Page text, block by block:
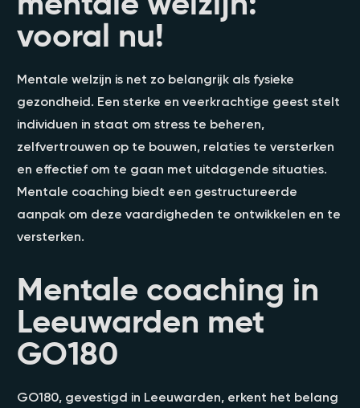
vooral nu!
Mentale welzijn is net zo belangrijk als fysieke
gezondheid. Een sterke en veerkrachtige geest stelt
individuen in staat om stress te beheren,
zelfvertrouwen op te bouwen, relaties te versterken
en effectief om te gaan met uitdagende situaties.
Mentale coaching biedt een gestructureerde
aanpak om deze vaardigheden te ontwikkelen en te
versterken.
Mentale coaching in
Leeuwarden met
GO180
GO180, gevestigd in Leeuwarden, erkent het belang